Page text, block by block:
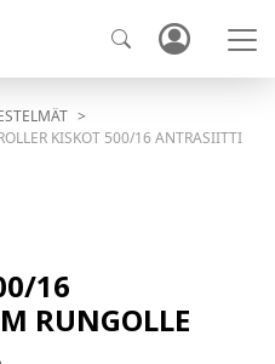
KISKOT 500/16 ANTRASIITTI
16
RUNGOLLE